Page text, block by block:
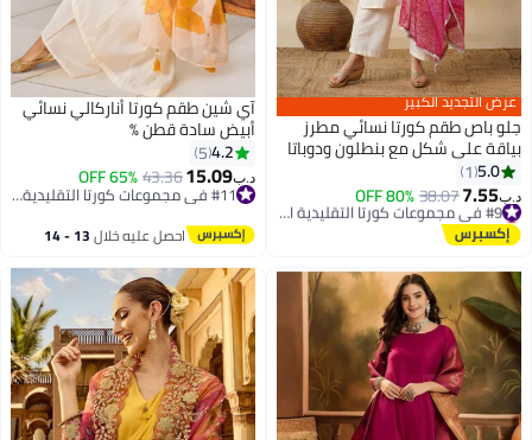
عرض التجديد الكبير
جلو باص طقم كورتا نسائي مطرز
بياقة على شكل مع بنطلون ودوباتا
بانداني للمناسبات
5.0
1
د.ب‏7.55
38.07
80% OFFأقل سعر في 30 يوم
آي شين طقم كورتا أناركالي نسائي
أبيض سادة قطن %
4.2
5
د.ب‏15.09
43.36
65% OFF
#11 في مجموعات كورتا التقليدية النسائية
احصل عليه خلال 13 - 14